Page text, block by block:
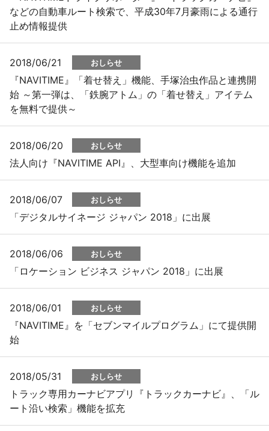
などの自動車ルート検索で、平成30年7月豪雨による通行
止め情報提供
2018/06/21 おしらせ
『NAVITIME』「着せ替え」機能、手塚治虫作品と連携開
始 ～第一弾は、「鉄腕アトム」の「着せ替え」アイテム
を無料で提供～
2018/06/20 おしらせ
法人向け『NAVITIME API』、大型車向け機能を追加
2018/06/07 おしらせ
「デジタルサイネージ ジャパン 2018」に出展
2018/06/06 おしらせ
「ロケーション ビジネス ジャパン 2018」に出展
2018/06/01 おしらせ
『NAVITIME』を「セブンマイルプログラム」にて提供開
始
2018/05/31 おしらせ
トラック専用カーナビアプリ『トラックカーナビ』、「ル
ート沿い検索」機能を拡充